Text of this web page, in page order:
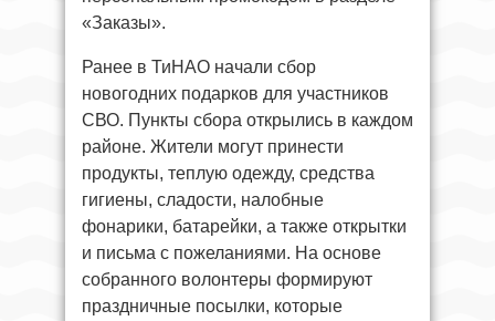
«Заказы».
Ранее в ТиНАО начали сбор
новогодних подарков для участников
СВО. Пункты сбора открылись в каждом
районе. Жители могут принести
продукты, теплую одежду, средства
гигиены, сладости, налобные
фонарики, батарейки, а также открытки
и письма с пожеланиями. На основе
собранного волонтеры формируют
праздничные посылки, которые